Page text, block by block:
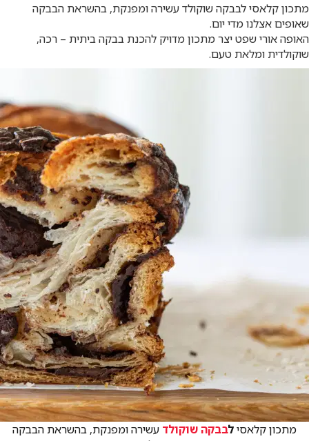
מתכון קלאסי לבבקה שוקולד עשירה ומפנקת, בהשראת הבבקה
שאופים אצלנו מדי יום.
האופה אורי שפט יצר מתכון מדויק להכנת בבקה ביתית – רכה,
שוקולדית ומלאת טעם.
מתכון קלאסילבבקה שוקולד עשירה ומפנקת, בהשראת הבבקה